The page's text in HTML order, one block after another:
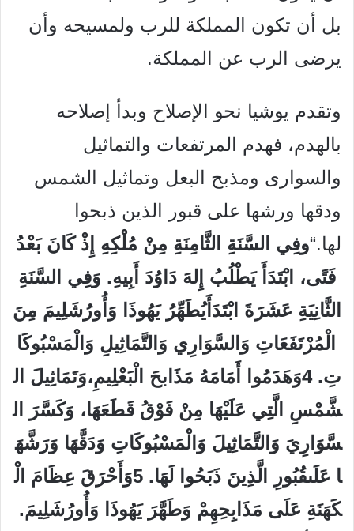
بل أن تكون المملكة للرب ولمسيحه وأن
يرضى الرب عن المملكة.
وتقدم يوشيا نحو الإصلاح وبدأ إصلاحه
بالهدم، فهدم المرتفعات والتماثيل
والسوارى ومذبح البعل وتماثيل الشمس
ودقها ورشها على قبور الذين ذبحوا
لها.“وفِي السَّنَةِ الثَّامِنَةِ مِنْ مُلْكِهِ إِذْ كَانَ بَعْدُ
فَتًى، ابْتَدَأَ يَطْلُبُ إِلهَ دَاوُدَ أَبِيهِ. وَفِي السَّنَةِ
الثَّانِيَةِ عَشَرَةَ ابْتَدَأَيُطَهِّرُ يَهُوذَا وَأُورُشَلِيمَ مِنَ
الْمُرْتَفَعَاتِ وَالسَّوَارِي وَالتَّمَاثِيلِ وَالْمَسْبُوكَا
تِ.
4وَهَدَمُوا أَمَامَهُ مَذَابحَ الْبَعْلِيمِ،وَتَمَاثِيلَ ال
شَّمْسِ الَّتِي عَلَيْهَا مِنْ فَوْقُ قَطَعَهَا، وَكَسَّرَ
ال
سَّوَارِيَ وَالتَّمَاثِيلَ وَالْمَسْبُوكَاتِ وَدَقَّهَا وَرَشَّهَ
ا عَلَىقُبُورِ الَّذِينَ ذَبَحُوا لَهَا.
5وَأَحْرَقَ عِظَامَ الْ
كَهَنَةِ عَلَى مَذَابِحِهِمْ وَطَهَّرَ يَهُوذَا وَأُورُشَلِيمَ.